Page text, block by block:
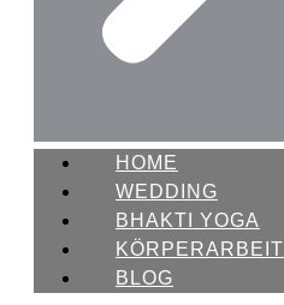
HOME
WEDDING
BHAKTI YOGA
KÖRPERARBEIT
BLOG